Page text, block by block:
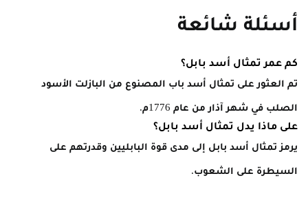
أسئلة شائعة
كم عمر تمثال أسد بابل؟
تم العثور على تمثال أسد باب المصنوع من البازلت الأسود
الصلب في شهر آذار من عام 1776م.
على ماذا يدل تمثال أسد بابل؟
يرمز تمثال أسد بابل إلى مدى قوة البابليين وقدرتهم على
السيطرة على الشعوب.